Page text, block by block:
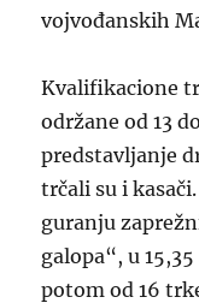
vojvođanskih
Kvalifikacione
održane od 13
predstavljanje
trčali su i
guranju
galopa“, u
potom od 16